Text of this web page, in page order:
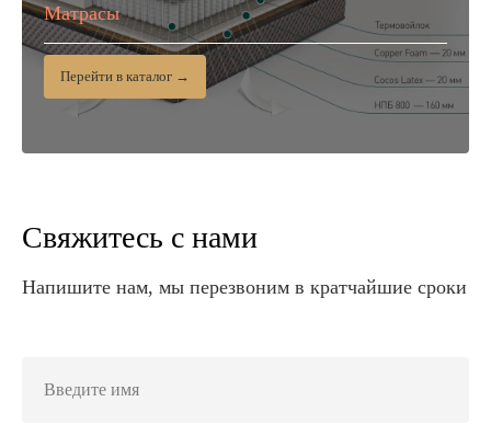
Матрасы
Перейти в каталог →
Свяжитесь с нами
Напишите нам, мы перезвоним в кратчайшие сроки